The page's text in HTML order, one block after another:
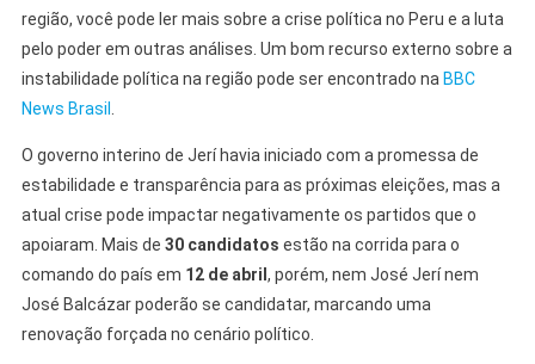
região, você pode ler mais sobre a crise política no Peru e a luta
pelo poder em outras análises. Um bom recurso externo sobre a
instabilidade política na região pode ser encontrado na BBC
News Brasil
O governo interino de Jerí havia iniciado com a promessa de
estabilidade e transparência para as próximas eleições, mas a
atual crise pode impactar negativamente os partidos que o
apoiaram. Mais de 30 candidatos estão na corrida para o
comando do país em 12 de abril , porém, nem José Jerí nem
José Balcázar poderão se candidatar, marcando uma
renovação forçada no cenário político.